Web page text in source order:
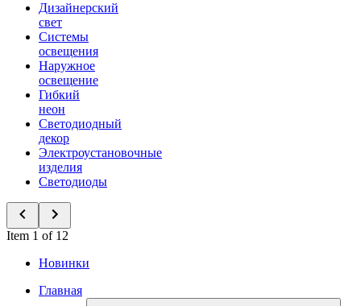
Дизайнерский
свет
Системы
освещения
Наружное
освещение
Гибкий
неон
Светодиодный
декор
Электроустановочные
изделия
Светодиоды
Item 1 of 12
Новинки
Главная